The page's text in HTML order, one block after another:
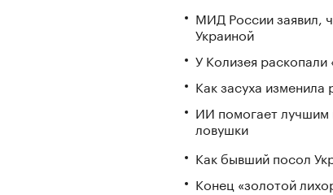
МИД России заявил,
Украиной
У Колизея
Как засуха
ИИ помогает лучшим
ловушки
Как бывший посол
Конец «золотой